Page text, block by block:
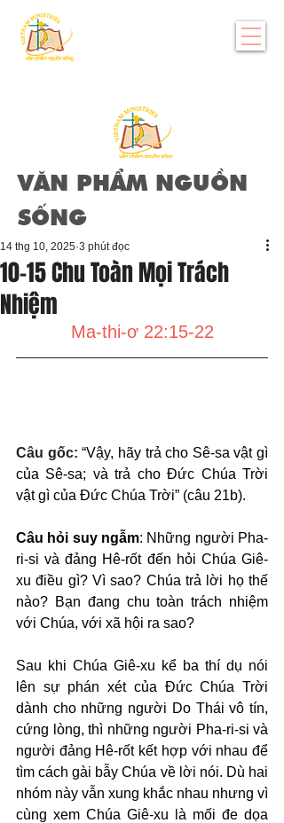
VĂN PHẨM NGUỒN
SỐNG
10-15 Chu Toàn Mọi Trách
Nhiệm
14 thg 10, 2025 3 phút đọc
Ma-thi-ơ 22:15-22
Câu gốc: “Vậy, hãy trả cho Sê-sa vật gì
của Sê-sa; và trả cho Đức Chúa Trời
vật gì của Đức Chúa Trời” (câu 21b).
Câu hỏi suy ngẫm: Những người Pha-
ri-si và đảng Hê-rốt đến hỏi Chúa Giê-
xu điều gì? Vì sao? Chúa trả lời họ thế
nào? Bạn đang chu toàn trách nhiệm
với Chúa, với xã hội ra sao?
Sau khi Chúa Giê-xu kể ba thí dụ nói
lên sự phán xét của Đức Chúa Trời
dành cho những người Do Thái vô tín,
cứng lòng, thì những người Pha-ri-si và
người đảng Hê-rốt kết hợp với nhau để
tìm cách gài bẫy Chúa về lời nói. Dù hai
nhóm này vẫn xung khắc nhau nhưng vì
cùng xem Chúa Giê-xu là mối đe dọa